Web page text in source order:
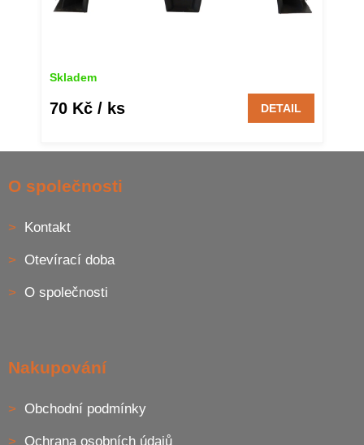
Skladem
70 Kč / ks DETAIL
O společnosti
Kontakt
Otevírací doba
O společnosti
Nakupování
Obchodní podmínky
Ochrana osobních údajů